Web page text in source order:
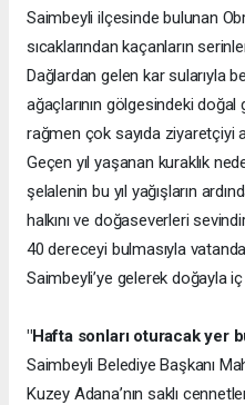
Saimbeyli ilçesinde bulunan
sıcaklarından kaçanların
Dağlardan gelen kar sularıyla
ağaçlarının gölgesindeki
rağmen çok sayıda ziyaretçiyi
Geçen yıl yaşanan kuraklık
şelalenin bu yıl yağışların
halkını ve doğaseverleri
40 dereceyi bulmasıyla
Saimbeyli’ye gelerek doğayla
"Hafta sonları oturacak yer
Saimbeyli Belediye Başkanı
Kuzey Adana’nın saklı